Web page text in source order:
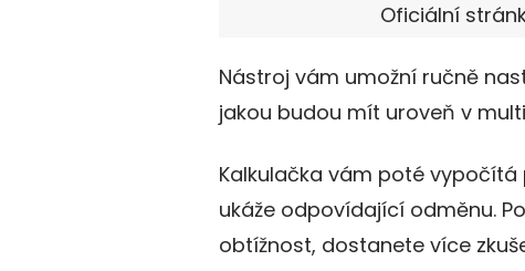
Oficiální
Nástroj vám umožní ručně
jakou budou mít uroveň v
Kalkulačka vám poté
ukáže odpovídající odměnu.
obtížnost, dostanete více